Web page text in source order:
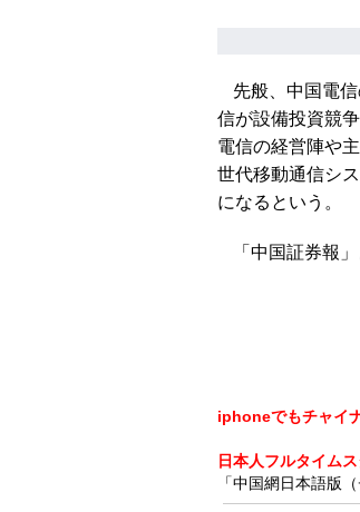
先般、中国電
信が設備投資競
電信の経営陣や
世代移動通信シ
になるという。
「中国証券報
iphoneでもチャイ
日本人フルタイム
「中国網日本語版